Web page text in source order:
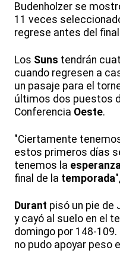
Budenholzer se
11 veces
regrese antes del
Los Suns tendrán
cuando regresen a
un pasaje para el
últimos dos puestos
Conferencia Oeste.
"Ciertamente
estos primeros días
tenemos la
final de la temporada
Durant pisó un pie de
y cayó al suelo en el
domingo por 148-
no pudo apoyar peso